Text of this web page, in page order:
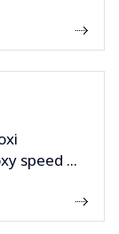
speed ...